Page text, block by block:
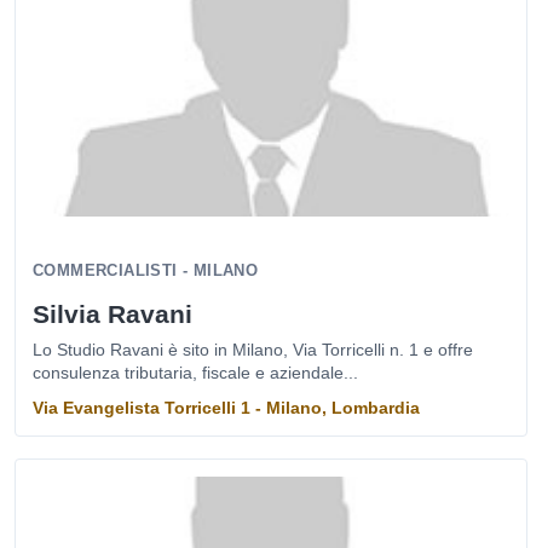
COMMERCIALISTI - MILANO
Silvia Ravani
Lo Studio Ravani è sito in Milano, Via Torricelli n. 1 e offre
consulenza tributaria, fiscale e aziendale...
Via Evangelista Torricelli 1 - Milano, Lombardia